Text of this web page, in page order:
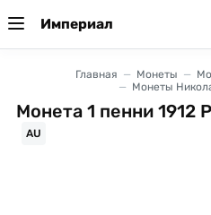
Империал
Главная Монеты
Монеты
Монета 1 пенни 1912
AU